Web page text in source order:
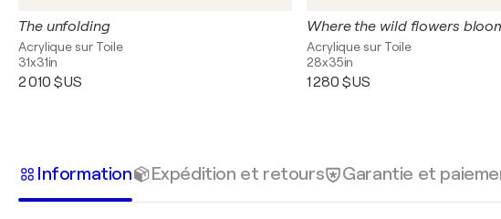
The unfolding
Acrylique sur Toile
31x31in
2 010 $US
Where the wild flowers
Acrylique sur Toile
28x35in
1 280 $US
Information Expédition et retours Garantie et